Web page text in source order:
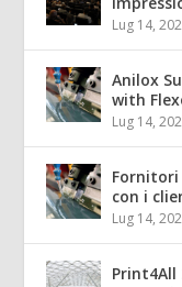
Lug 14,
Anilox
with
Lug 14,
con i
Lug 14,